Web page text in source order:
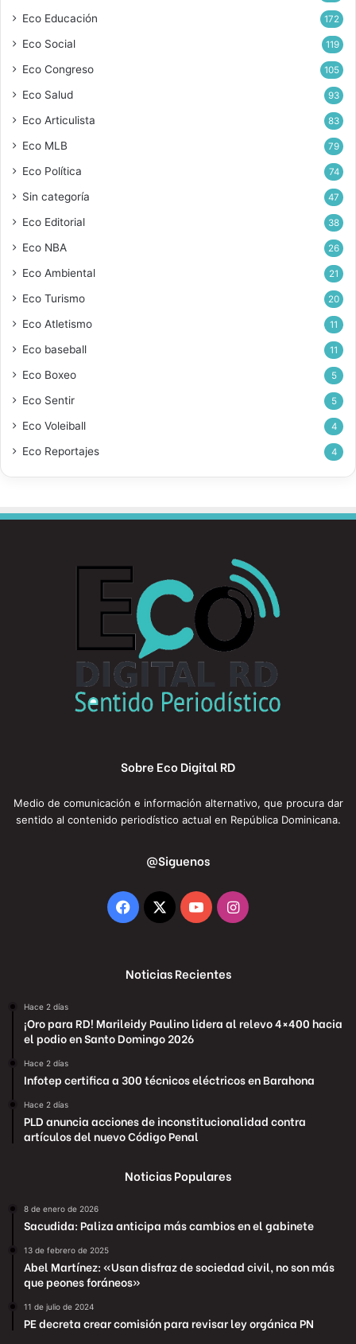
Eco Educación 172
Eco Social 119
Eco Congreso 105
Eco Salud 93
Eco Articulista 83
Eco MLB 79
Eco Política 74
Sin categoría 47
Eco Editorial 38
Eco NBA 26
Eco Ambiental 21
Eco Turismo 20
Eco Atletismo 11
Eco baseball 11
Eco Boxeo 5
Eco Sentir 5
Eco Voleiball 4
Eco Reportajes 4
Sobre Eco Digital RD
Medio de comunicación e información alternativo, que procura dar
sentido al contenido periodístico actual en República Dominicana.
@Siguenos
Facebook
X YouTubeInstagram
Noticias Recientes
Hace 2 días
¡Oro para RD! Marileidy Paulino lidera al relevo 4×400 hacia
el podio en Santo Domingo 2026
Hace 2 días
Infotep certifica a 300 técnicos eléctricos en Barahona
Hace 2 días
PLD anuncia acciones de inconstitucionalidad contra
artículos del nuevo Código Penal
Noticias Populares
8 de enero de 2026
Sacudida: Paliza anticipa más cambios en el gabinete
13 de febrero de 2025
Abel Martínez: «Usan disfraz de sociedad civil, no son más
que peones foráneos»
11 de julio de 2024
PE decreta crear comisión para revisar ley orgánica PN